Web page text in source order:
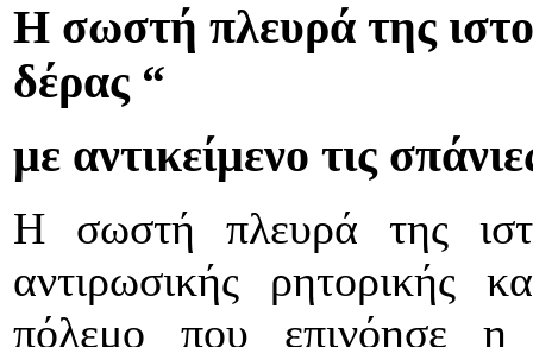
Η σωστή πλευρά της
δέρας “
με αντικείμενο τις
Η σωστή πλευρά της
αντιρωσικής ρητορικής
πόλεμο που επινόησε η